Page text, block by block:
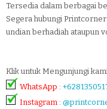
Tersedia dalam berbagai
Segera hubungi
undian berhadiah ataupun
Klik untuk Mengunjungi
WhatsApp :
Instagram :